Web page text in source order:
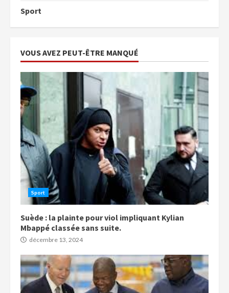
Sport
VOUS AVEZ PEUT-ÊTRE MANQUÉ
Sport
Suède : la plainte pour viol impliquant Kylian
Mbappé classée sans suite.
décembre 13, 2024